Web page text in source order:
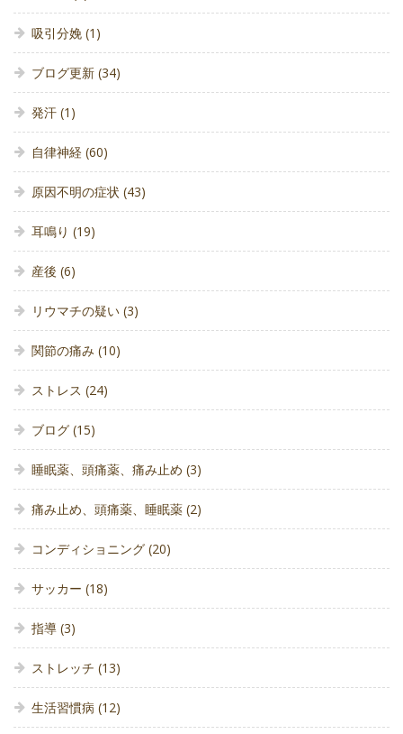
吸引分娩 (1)
ブログ更新 (34)
発汗 (1)
自律神経 (60)
原因不明の症状 (43)
耳鳴り (19)
産後 (6)
リウマチの疑い (3)
関節の痛み (10)
ストレス (24)
ブログ (15)
睡眠薬、頭痛薬、痛み止め (3)
痛み止め、頭痛薬、睡眠薬 (2)
コンディショニング (20)
サッカー (18)
指導 (3)
ストレッチ (13)
生活習慣病 (12)